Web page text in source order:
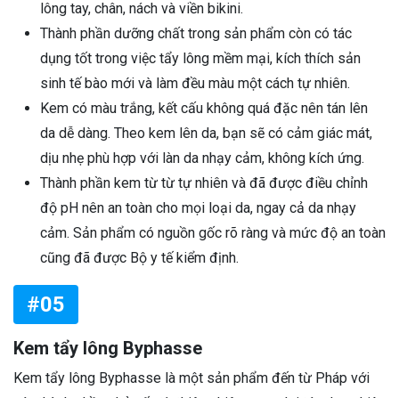
lông tay, chân, nách và viền bikini.
Thành phần dưỡng chất trong sản phẩm còn có tác
dụng tốt trong việc tẩy lông mềm mại, kích thích sản
sinh tế bào mới và làm đều màu một cách tự nhiên.
Kem có màu trắng, kết cấu không quá đặc nên tán lên
da dễ dàng. Theo kem lên da, bạn sẽ có cảm giác mát,
dịu nhẹ phù hợp với làn da nhạy cảm, không kích ứng.
Thành phần kem từ từ tự nhiên và đã được điều chỉnh
độ pH nên an toàn cho mọi loại da, ngay cả da nhạy
cảm. Sản phẩm có nguồn gốc rõ ràng và mức độ an toàn
cũng đã được Bộ y tế kiểm định.
#05
Kem tẩy lông Byphasse
Kem tẩy lông Byphasse là một sản phẩm đến từ Pháp với